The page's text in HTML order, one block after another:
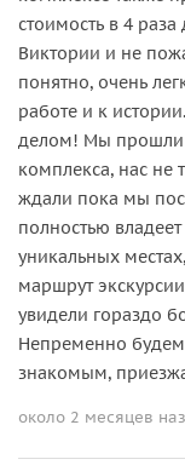
стоимость в 4
Виктории и не
понятно, очень
работе и к
делом! Мы прошли
комплекса, нас не
ждали пока мы
полностью
уникальных
маршрут
увидели гораздо
Непременно будем
знакомым,
около 2 месяцев